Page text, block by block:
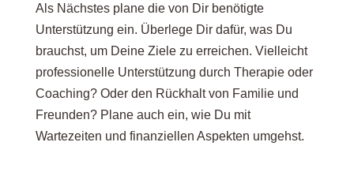
Als Nächstes plane die von Dir benötigte
Unterstützung ein. Überlege Dir dafür, was Du
brauchst, um Deine Ziele zu erreichen. Vielleicht
professionelle Unterstützung durch Therapie oder
Coaching? Oder den Rückhalt von Familie und
Freunden? Plane auch ein, wie Du mit
Wartezeiten und finanziellen Aspekten umgehst.